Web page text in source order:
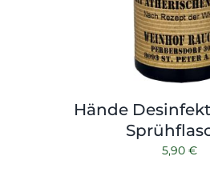
Hände
5,90 €